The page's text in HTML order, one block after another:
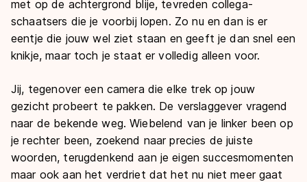
met op de achtergrond blije, tevreden collega-
schaatsers die je voorbij lopen. Zo nu en dan is er
eentje die jouw wel ziet staan en geeft je dan snel een
knikje, maar toch je staat er volledig alleen voor.
Jij, tegenover een camera die elke trek op jouw
gezicht probeert te pakken. De verslaggever vragend
naar de bekende weg. Wiebelend van je linker been op
je rechter been, zoekend naar precies de juiste
woorden, terugdenkend aan je eigen succesmomenten
maar ook aan het verdriet dat het nu niet meer gaat